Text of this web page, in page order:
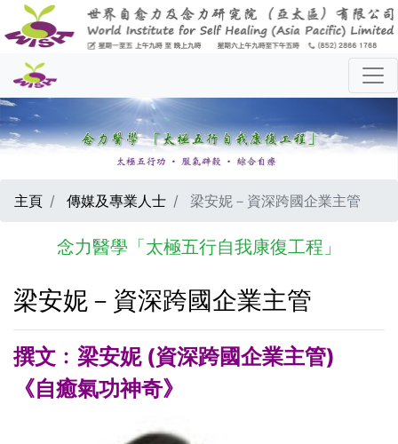
主頁 傳媒及專業人士 梁安妮－資深跨國企業主管
念力醫學「太極五行自我康復工程」
梁安妮－資深跨國企業主管
撰文﹕梁安妮 (資深跨國企業主管)
《自癒氣功神奇》